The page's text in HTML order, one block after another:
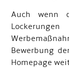
Auch wenn
Bewerbung
Homepage